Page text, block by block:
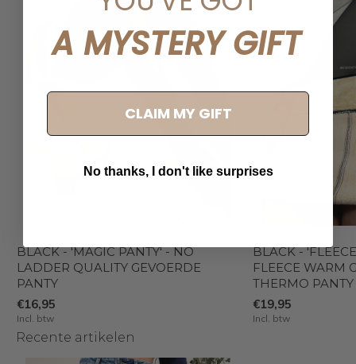
BLACK - 'MAGIC PANTY' - NO
LADDER QUALITY GEVOERDE
PANTY
€16,95
Incl. btw
BLACK -
FLEECE WARM
THERMO PANTY
€19,95
Incl. btw
Recente artikelen
A MYSTERY GIFT
CLAIM MY GIFT
No thanks, I don't like surprises